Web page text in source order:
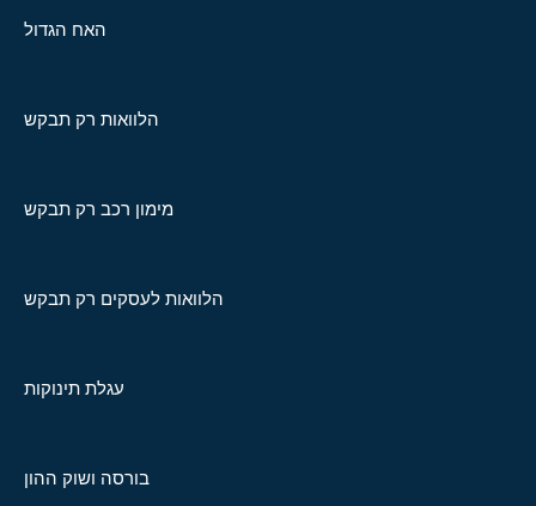
האח הגדול
הלוואות רק תבקש
מימון רכב רק תבקש
הלוואות לעסקים רק תבקש
עגלת תינוקות
בורסה ושוק ההון